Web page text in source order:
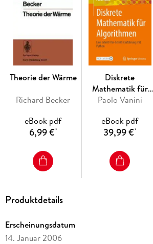
Jetzt in der achten Auflage des
Inhaltsverzeichnis
Die Grundbegriffe. - Topologische
Quotiententopologie. -
- Homotopie. - Die beiden
Komplexe. - Konstruktion von stetigen
topologischen Räumen. -
Theorie der Wärme
Richard Becker
eBook pdf
6,99 €*
Diskrete
Mathematik für
Algorithmen
Paolo Vanini
eBook pdf
39,99 €*
Produktdetails
Erscheinungsdatum
14. Januar 2006